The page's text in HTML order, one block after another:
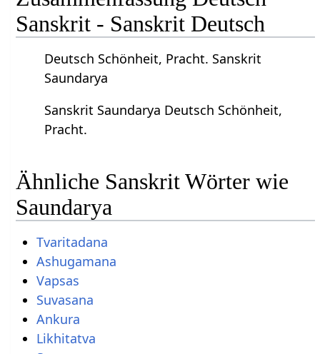
Sanskrit - Sanskrit Deutsch
Deutsch Schönheit, Pracht. Sanskrit
Saundarya
Sanskrit Saundarya Deutsch Schönheit,
Pracht.
Ähnliche Sanskrit Wörter wie
Saundarya
Tvaritadana
Ashugamana
Vapsas
Suvasana
Ankura
Likhitatva